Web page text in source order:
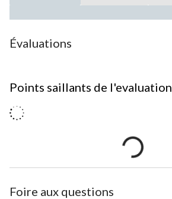
Évaluations
Points saillants de l'evaluation
Foire aux questions